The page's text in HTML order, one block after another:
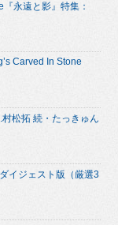
永遠と影』特集：
Carved In Stone
松拓 続・たっきゅん
イジェスト版（厳選3